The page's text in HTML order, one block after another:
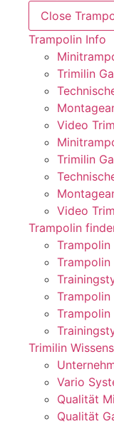
Close
Trampolin Info
Trimilin
Video
Trimilin
Video
Trampolin
Trampolin
Trampolin
Trimilin
Vario
Qualität
Qualität